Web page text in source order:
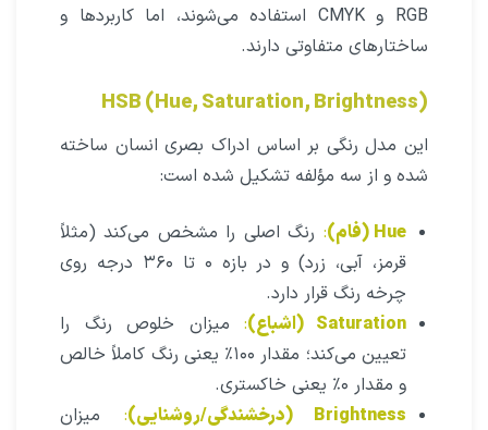
RGB و CMYK استفاده می‌شوند، اما کاربردها و
ساختارهای متفاوتی دارند.
HSB (Hue, Saturation, Brightness)
این مدل رنگی بر اساس ادراک بصری انسان ساخته
شده و از سه مؤلفه تشکیل شده است:
Hue (فام) : رنگ اصلی را مشخص می‌کند (مثلاً
قرمز، آبی، زرد) و در بازه ۰ تا ۳۶۰ درجه روی
چرخه رنگ قرار دارد.
Saturation (اشباع)
:میزان خلوص رنگ را
تعیین می‌کند؛ مقدار ۱۰۰٪ یعنی رنگ کاملاً خالص
و مقدار ۰٪ یعنی خاکستری.
Brightness (درخشندگی/روشنایی)
: میزان